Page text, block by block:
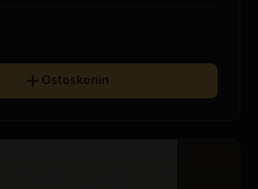
Ostoskoriin